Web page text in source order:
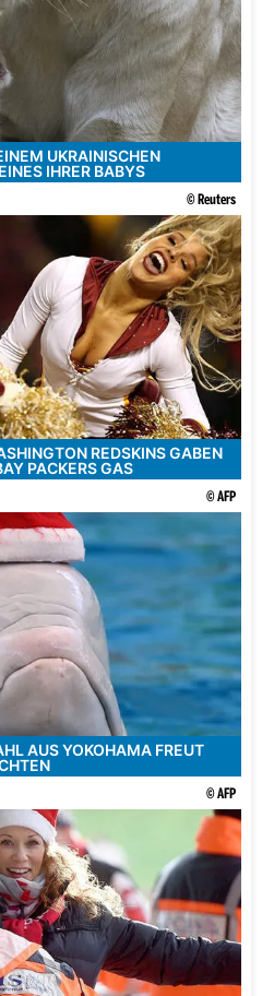
UKRAINISCHEN P
IHRER BABYS
© Reuters
REDSKINS GABEN
PACKERS GAS
© AFP
AUS YOKOHAMA FREUT
© AFP